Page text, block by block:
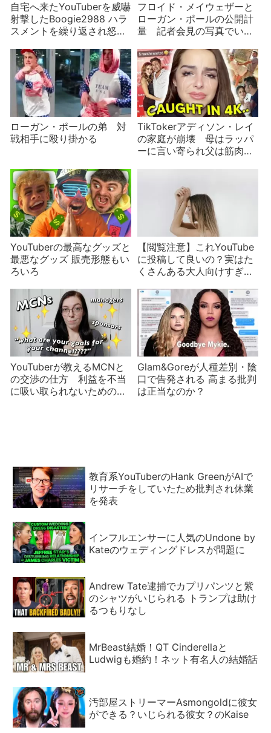
自宅へ来たYouTuberを威嚇
射撃したBoogie2988 ハラ
スメントを繰り返され怒り
フロイド・メイウェザーと
ローガン・ポールの公開計
量 記者会見の写真でいじ
ローガン・ポールの弟 対
戦相手に殴り掛かる
TikTokerアディソン・レイ
の家庭が崩壊 母はラッパ
ーに言い寄られ父は筋肉ム
YouTuberの最高なグッズと
最悪なグッズ 販売形態もい
ろいろ
【閲覧注意】これYouTube
に投稿して良いの？実はた
くさんある大人向けすぎる
YouTuberが教えるMCNと
の交渉の仕方 利益を不当
に吸い取られないための三
Glam&Goreが人種差別・陰
口で告発される 高まる批判
は正当なのか？
教育系YouTuberのHank GreenがAIで
リサーチをしていたため批判され休業
を発表
インフルエンサーに人気のUndone by
Kateのウェディングドレスが問題に
Andrew Tate逮捕でカプリパンツと紫
のシャツがいじられる トランプは助け
るつもりなし
MrBeast結婚！QT Cinderellaと
Ludwigも婚約！ネット有名人の結婚話
汚部屋ストリーマーAsmongoldに彼女
ができる？いじられる彼女？のKaise